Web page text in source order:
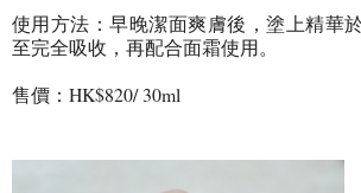
使用方法：早晚潔面爽膚後，塗上精華
至完全吸收，再配合面霜使用。
售價：HK$820/ 30ml